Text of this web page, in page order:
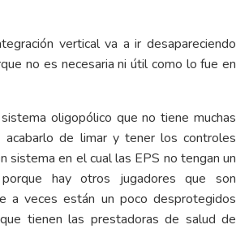
vertical va a ir desapareciendo
no es necesaria ni útil como lo fue en
oligopólico que no tiene muchas
acabarlo de limar y tener los controles
sistema en el cual las EPS no tengan un
hay otros jugadores que son
a veces están un poco desprotegidos
tienen las prestadoras de salud de